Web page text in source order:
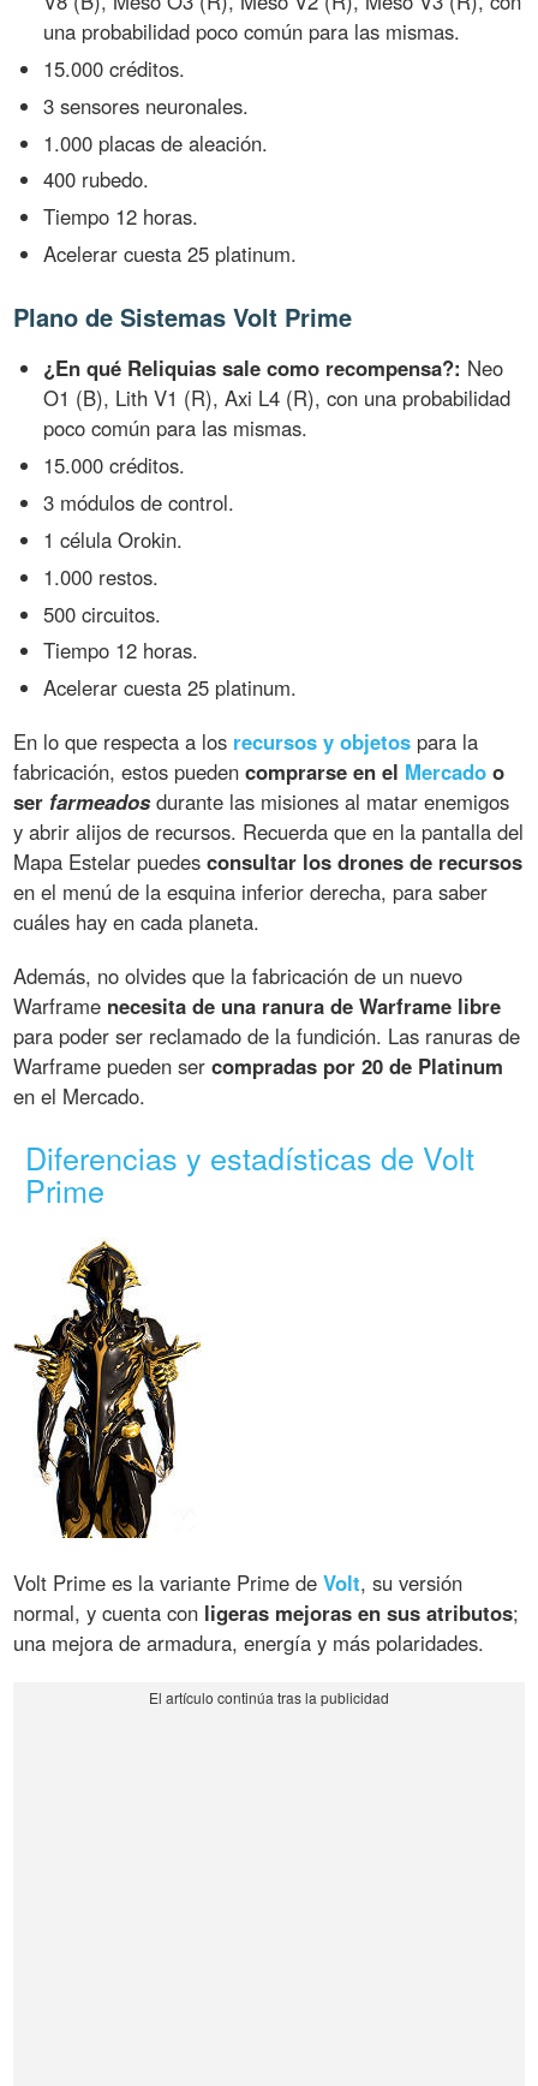
una probabilidad poco común para las mismas.
15.000 créditos.
3 sensores neuronales.
1.000 placas de aleación.
400 rubedo.
Tiempo 12 horas.
Acelerar cuesta 25 platinum.
Plano de Sistemas Volt Prime
¿En qué Reliquias sale como recompensa?: Neo
O1 (B), Lith V1 (R), Axi L4 (R), con una probabilidad
poco común para las mismas.
15.000 créditos.
3 módulos de control.
1 célula Orokin.
1.000 restos.
500 circuitos.
Tiempo 12 horas.
Acelerar cuesta 25 platinum.
En lo que respecta a los recursos y objetos para la
fabricación, estos puedencomprarse en el Mercado o
ser farmeadosdurante las misiones al matar enemigos
y abrir alijos de recursos. Recuerda que en la pantalla del
Mapa Estelar puedesconsultar los drones de recursos
en el menú de la esquina inferior derecha, para saber
cuáles hay en cada planeta.
Además, no olvides que la fabricación de un nuevo
Warframe necesita de una ranura de Warframe libre
para poder ser reclamado de la fundición. Las ranuras de
Warframe pueden sercompradas por 20 de Platinum
en el Mercado.
Diferencias y estadísticas de Volt
Prime
Volt Prime es la variante Prime deVolt, su versión
normal, y cuenta con ligeras mejoras en sus atributos;
una mejora de armadura, energía y más polaridades.